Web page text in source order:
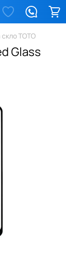
скло TOTO
Glass